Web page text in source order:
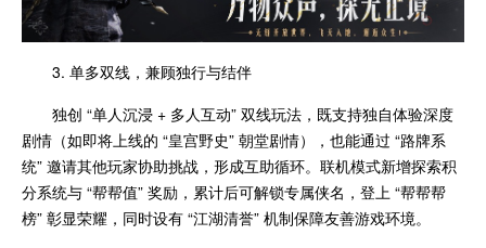
3. 单多双线，兼顾独行与结伴
独创 “单人沉浸 + 多人互动” 双线玩法，既支持独自体验深度
剧情（如即将上线的 “皇宫野史” 朝堂剧情），也能通过 “路牌系
统” 邀请其他玩家协助挑战，形成互助循环。联机模式新增探索积
分系统与 “帮帮值” 奖励，累计后可解锁专属侠名，登上 “帮帮帮
榜” 彰显荣耀，同时设有 “江湖清誉” 机制保障友善游戏环境。